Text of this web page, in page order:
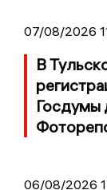
07/08/2026
В
Госдумы
06/08/2026